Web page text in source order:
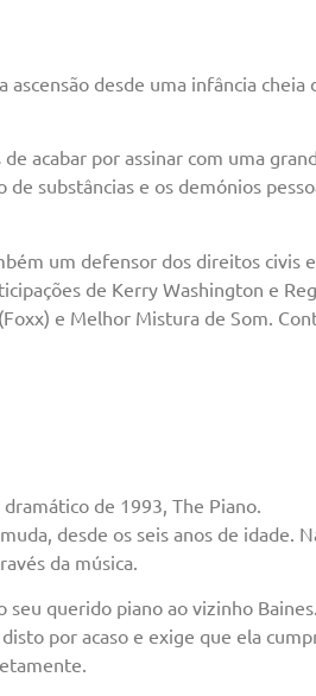
desde uma infância cheia
acabar por assinar com uma
substâncias e os demónios
um defensor dos direitos civis
de Kerry Washington e
e Melhor Mistura de Som.
de 1993, The Piano.
desde os seis anos de idade.
da música.
querido piano ao vizinho
por acaso e exige que ela